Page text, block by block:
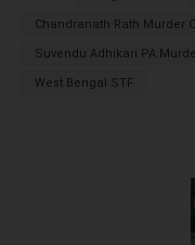
Chandranath Rath Murder
Suvendu Adhikari PA
West Bengal STF